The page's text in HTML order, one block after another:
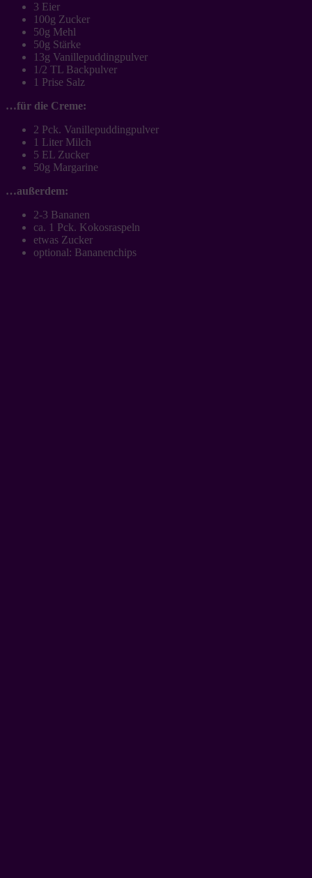
3 Eier
100g Zucker
50g Mehl
50g Stärke
13g Vanillepuddingpulver
1/2 TL Backpulver
1 Prise Salz
…für die Creme:
2 Pck. Vanillepuddingpulver
1 Liter Milch
5 EL Zucker
50g Margarine
…außerdem:
2-3 Bananen
ca. 1 Pck. Kokosraspeln
etwas Zucker
optional: Bananenchips